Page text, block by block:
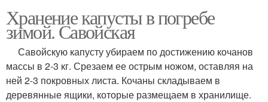
Хранение капусты в погребе
зимой. Савойская
Савойскую капусту убираем по достижению кочанов
массы в 2-3 кг. Срезаем ее острым ножом, оставляя на
ней 2-3 покровных листа. Кочаны складываем в
деревянные ящики, которые размещаем в хранилище.